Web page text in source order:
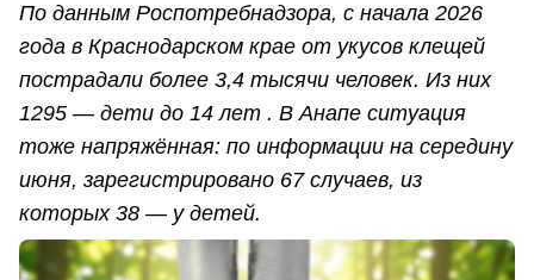
По данным Роспотребнадзора, с начала 2026
года в Краснодарском крае от укусов клещей
пострадали более 3,4 тысячи человек. Из них
1295 — дети до 14 лет . В Анапе ситуация
тоже напряжённая: по информации на середину
июня, зарегистрировано 67 случаев, из
которых 38 — у детей.